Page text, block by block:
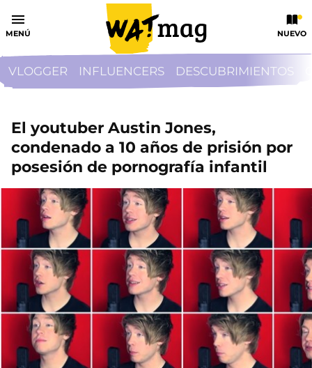
MENÚ NUEVO
VLOGGER INFLUENCERS DESCUBRIMIENTOS
El youtuber Austin Jones,
condenado a 10 años de prisión por
posesión de pornografía infantil